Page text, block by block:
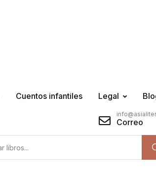
Cuentos infantiles Legal
Correo